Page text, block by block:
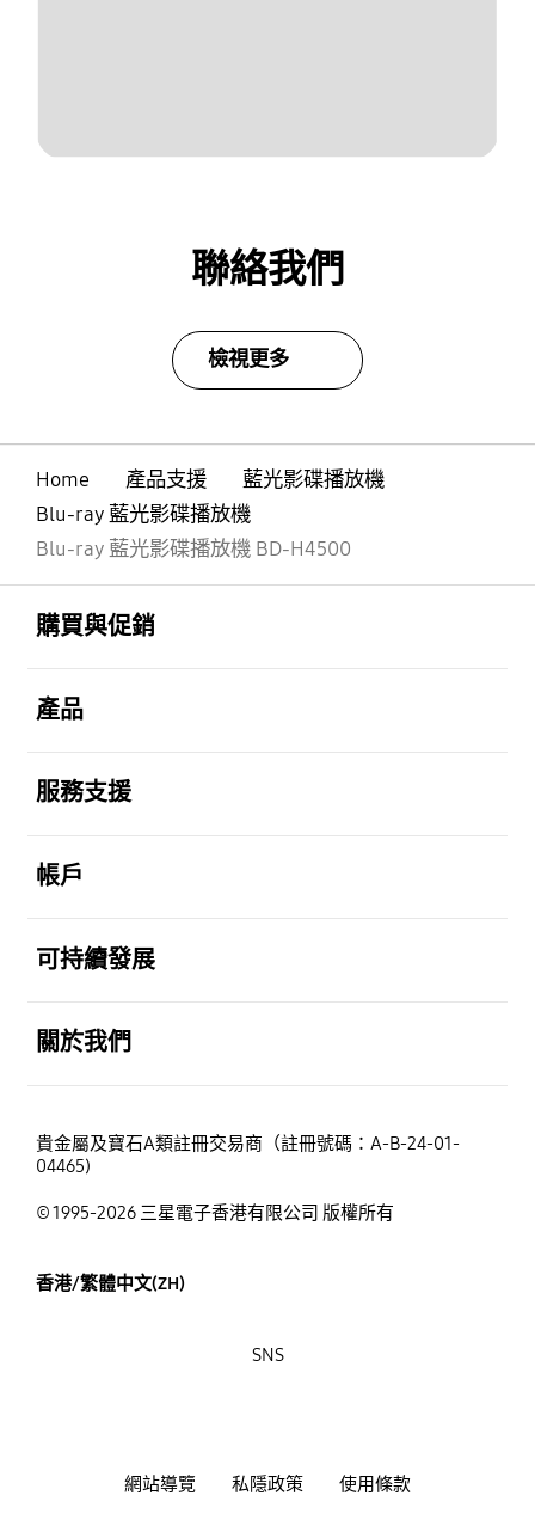
聯絡我們
檢視更多
Home 產品支援
藍光影碟播放機
Blu-ray 藍光影碟播放機
Blu-ray 藍光影碟播放機 BD-H4500
購買與促銷
產品
服務支援
帳戶
可持續發展
關於我們
貴金屬及寶石A類註冊交易商（註冊號碼：A-B-24-01-
04465)
© 1995-2026 三星電子香港有限公司 版權所有
香港/繁體中文(ZH)
網站導覽 私隱政策 使用條款
SNS